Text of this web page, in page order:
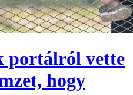
portálról vette
hogy